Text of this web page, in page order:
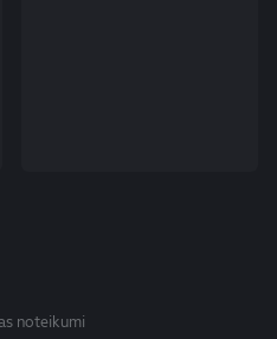
noteikumi